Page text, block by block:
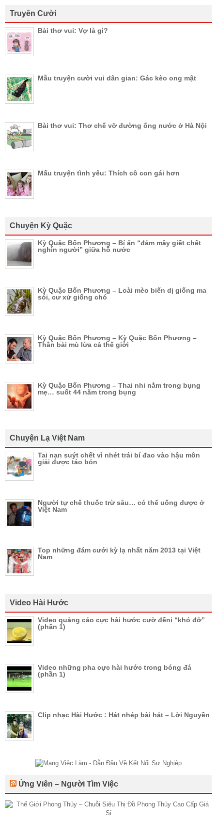
Truyên Cười
Bài thơ vui: Vợ là gì?
Mẫu truyện cười vui dân gian: Gác kèo ong mật
Bài thơ vui: Thơ chế vỡ đường ống nước ở Hà Nội
Mấu truyện tình yêu: Thích cô con gái hơn
Chuyện Kỳ Quặc
Kỳ Quặc Bốn Phương – Bí ẩn “đám mây giết chết
nghìn người” giữa hồ nước
Kỳ Quặc Bốn Phương – Loài mèo biến dị giống ma
sói, cư xử giống chó
Kỳ Quặc Bốn Phương – Kỳ Quặc Bốn Phương –
Thần bài mù lừa cả thế giới
Kỳ Quặc Bốn Phương – Thai nhi nằm trong bụng
mẹ… suốt 44 năm trong bụng
Chuyện Lạ Việt Nam
Tai nạn suýt chết vì nhét trái bí đao vào hậu môn
giải được táo bón
Người tự chế thuốc trừ sâu… có thể uống được ở
Việt Nam
Top những đám cưới kỳ lạ nhất năm 2013 tại Việt
Nam
Video Hài Hước
Video quảng cáo cực hài hước cườ đếni “khó đỡ”
(phần 1)
Video những pha cực hài hước trong bóng đá
(phần 1)
Clip nhạc Hài Hước : Hát nhép bài hát – Lời Nguyền
Ứng Viên – Người Tìm Việc